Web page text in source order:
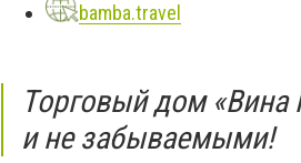
bamba.travel
Торговый дом
и не забываемыми!